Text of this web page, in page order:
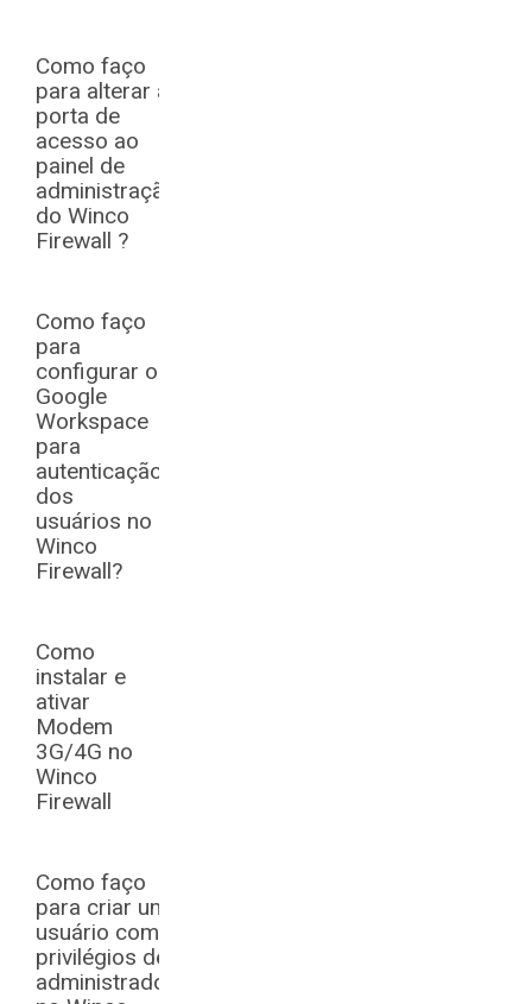
Como faço
para alterar a
porta de
acesso ao
painel de
administração
do Winco
Firewall ?
Como faço
para
configurar o
Google
Workspace
para
autenticação
dos
usuários no
Winco
Firewall?
Como
instalar e
ativar
Modem
3G/4G no
Winco
Firewall
Como faço
para criar um
usuário com
privilégios de
administrador